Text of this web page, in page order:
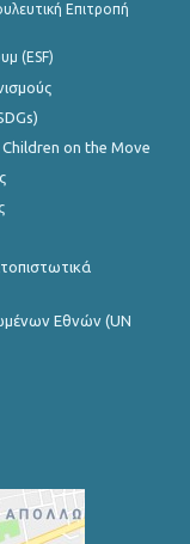
Επιτροπή
(ESF)
on the Move
Εθνών (UN